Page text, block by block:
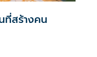
ที่สร้างคน